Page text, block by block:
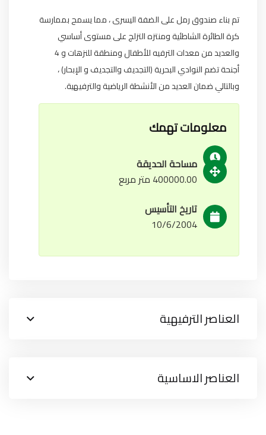
تم بناء صندوق رمل على الضفة اليسرى ، مما يسمح بممارسة
كرة الطائرة الشاطئية ومنتزه التزلج على مستوى أساسي
والعديد من معدات الترفيه للأطفال ومنطقة للنزهات و 4
أجنحة تضم النوادي البحرية (التجديف والتجديف و الإبحار) ،
وبالتالي ضمان العديد من الأنشطة الرياضية والترفيهية.
معلومات تهمك
مساحة الحديقة
400000.00 متر مربع
تاريخ التأسيس
10/6/2004
العناصر الترفيهية
العناصر الاساسية